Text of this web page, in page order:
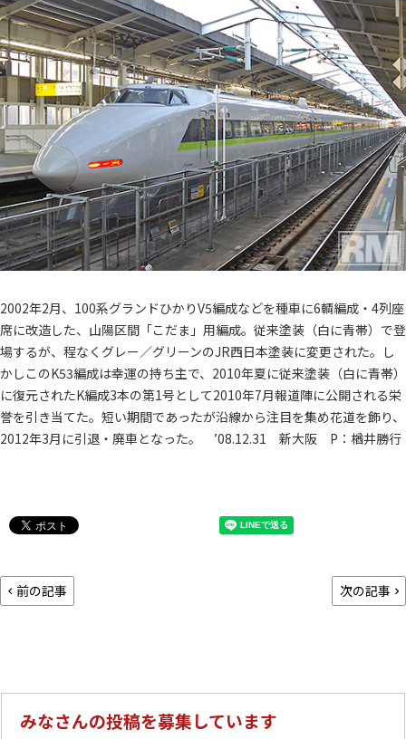
2002年2月、100系グランドひかりV5編成などを種車に6輌編成・4列座
席に改造した、山陽区間「こだま」用編成。従来塗装（白に青帯）で登
場するが、程なくグレー／グリーンのJR西日本塗装に変更された。し
かしこのK53編成は幸運の持ち主で、2010年夏に従来塗装（白に青帯）
に復元されたK編成3本の第1号として2010年7月報道陣に公開される栄
誉を引き当てた。短い期間であったが沿線から注目を集め花道を飾り、
2012年3月に引退・廃車となった。 ’08.12.31 新大阪 P：楢井勝行
前の記事 次の記事
みなさんの投稿を募集しています